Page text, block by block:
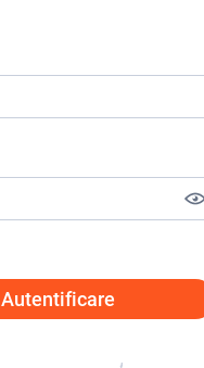
Autentificare